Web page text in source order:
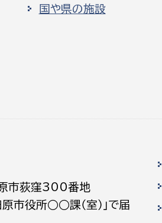
国や県の施設
市荻窪300番地
役所○○課（室）」で届